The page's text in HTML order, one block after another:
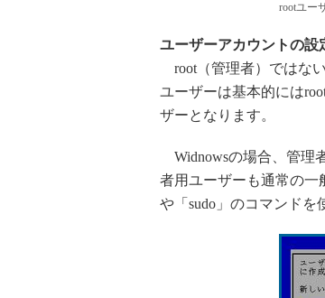
rootユー
ユーザーアカウントの設
root（管理者）ではな
ユーザーは基本的には
ザーとなります。
Widnowsの場合、管理
者用ユーザーも通常の一
や「sudo」のコマンドを